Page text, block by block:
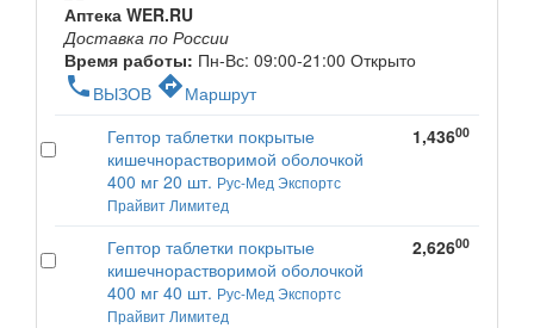
Аптека WER.RU
Доставка по России
Время работы: Пн-Вс: 09:00-21:00 Открыто
phone ВЫЗОВ directionsМаршрут
Гептор таблетки покрытые
кишечнорастворимой оболочкой
400 мг 20 шт. Рус-Мед Экспортс
Прайвит Лимитед
1,43600
Гептор таблетки покрытые
кишечнорастворимой оболочкой
400 мг 40 шт. Рус-Мед Экспортс
Прайвит Лимитед
2,62600